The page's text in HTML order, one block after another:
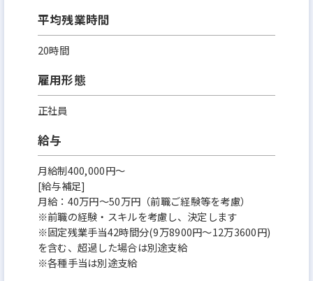
平均残業時間
20時間
雇用形態
正社員
給与
月給制400,000円～
[給与補足]
月給：40万円～50万円（前職ご経験等を考慮）
※前職の経験・スキルを考慮し、決定します
※固定残業手当42時間分(9万8900円～12万3600円)
を含む、超過した場合は別途支給
※各種手当は別途支給